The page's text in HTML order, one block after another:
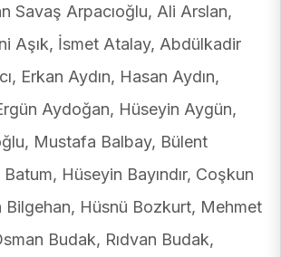
Savaş Arpacıoğlu, Ali Arslan,
Aşık, İsmet Atalay, Abdülkadir
Erkan Aydın, Hasan Aydın,
Aydoğan, Hüseyin Aygün,
Mustafa Balbay, Bülent
Batum, Hüseyin Bayındır, Coşkun
Bilgehan, Hüsnü Bozkurt, Mehmet
Budak, Rıdvan Budak,